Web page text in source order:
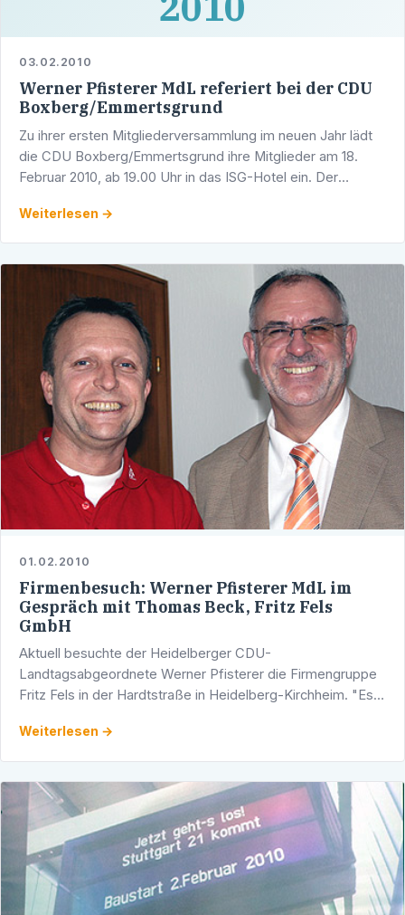
03.02.2010
Werner Pfisterer MdL referiert bei der CDU
Boxberg/Emmertsgrund
Zu ihrer ersten Mitgliederversammlung im neuen Jahr lädt
die CDU Boxberg/Emmertsgrund ihre Mitglieder am 18.
Februar 2010, ab 19.00 Uhr in das ISG-Hotel ein. Der
…
Weiterlesen →
01.02.2010
Firmenbesuch: Werner Pfisterer MdL im
Gespräch mit Thomas Beck, Fritz Fels
GmbH
Aktuell besuchte der Heidelberger CDU-
Landtagsabgeordnete Werner Pfisterer die Firmengruppe
Fritz Fels in der Hardtstraße in Heidelberg-Kirchheim. "Es
ständigen …
Weiterlesen →